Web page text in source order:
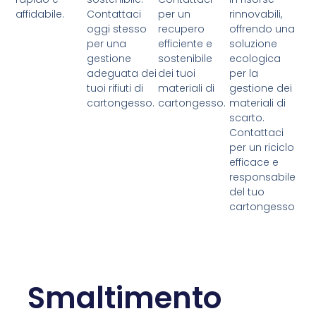
affidabile.
Contattaci
oggi stesso
per una
gestione
adeguata dei
tuoi rifiuti di
cartongesso.
per un
recupero
efficiente e
sostenibile
dei tuoi
materiali di
cartongesso.
rinnovabili,
offrendo una
soluzione
ecologica
per la
gestione dei
materiali di
scarto.
Contattaci
per un riciclo
efficace e
responsabile
del tuo
cartongesso
Smaltimento